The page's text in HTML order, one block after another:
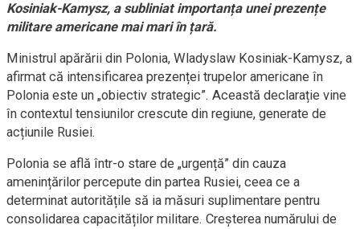
Kosiniak-Kamysz, a subliniat importanța unei prezențe
militare americane mai mari în țară.
Ministrul apărării din Polonia, Wladyslaw Kosiniak-Kamysz, a
afirmat că intensificarea prezenței trupelor americane în
Polonia este un „obiectiv strategic”. Această declarație vine
în contextul tensiunilor crescute din regiune, generate de
acțiunile Rusiei.
Polonia se află într-o stare de „urgență” din cauza
amenințărilor percepute din partea Rusiei, ceea ce a
determinat autoritățile să ia măsuri suplimentare pentru
consolidarea capacităților militare. Creșterea numărului de